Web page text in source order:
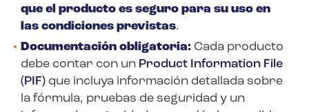
que el producto es seguro para su uso en
las condiciones previstas.
Documentación obligatoria: Cada producto
debe contar con un Product Information File
(PIF) que incluya información detallada sobre
la fórmula, pruebas de seguridad y un